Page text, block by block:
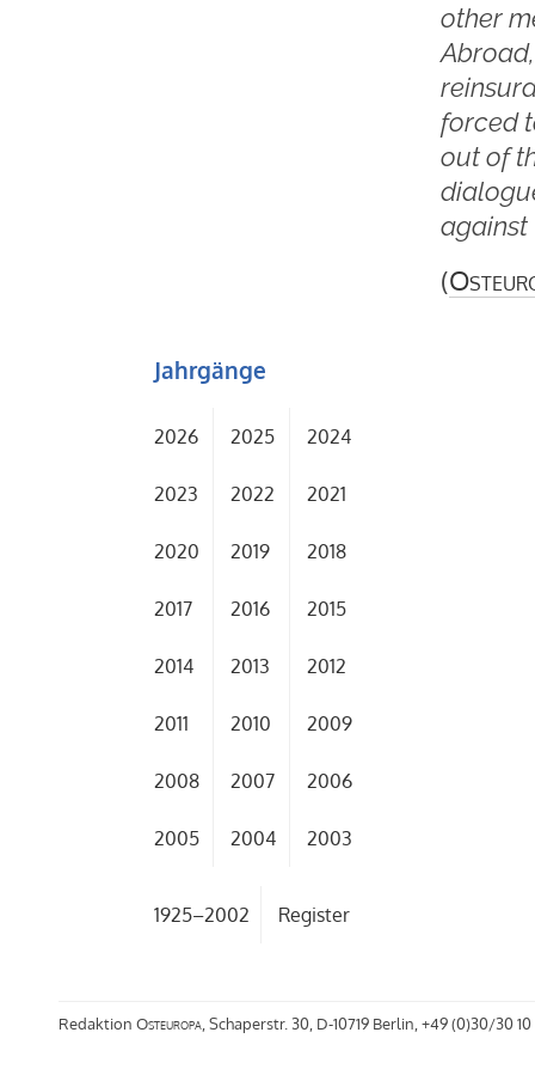
other
forced
out of
against
(
Jahrgänge
2026 2025 2024
2023 2022 2021
2020 2019 2018
2017 2016 2015
2014 2013 2012
2011 2010 2009
2008 2007 2006
2005 2004 2003
1925–2002 Register
Redaktion Osteuropa, Schaperstr. 30, D-10719 Berlin, +49 (0)30/30